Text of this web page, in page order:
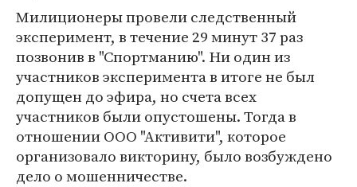
Милиционеры провели следственный
эксперимент, в течение 29 минут 37 раз
позвонив в "Спортманию". Ни один из
участников эксперимента в итоге не был
допущен до эфира, но счета всех
участников были опустошены. Тогда в
отношении ООО "Активити", которое
организовало викторину, было возбуждено
дело о мошенничестве.